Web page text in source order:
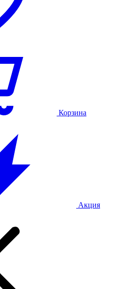
Корзина
Акция